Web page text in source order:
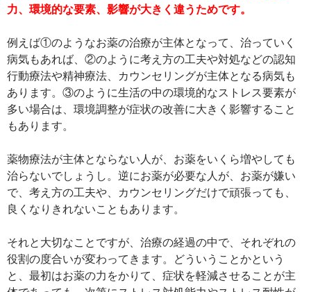
力、環境的な要素、影響が大きく違うためです。
例えば①のようなお薬の治療が主体となって、治っていく
病気もあれば、②のように考え方の工夫や対処などの認知
行動療法や精神療法、カウンセリングが主体となる病気も
あります。③のように生活の中の環境的なストレス要素が
多い場合は、環境調整が症状の改善に大きく影響すること
もあります。
薬物療法が主体とならない人が、お薬をいくら増やしても
治らないでしょうし。逆にお薬が必要な人が、お薬が嫌い
で、考え方の工夫や、カウンセリングだけで頑張っても、
良くなりきれないこともあります。
それと大切なことですが、治療の経過の中で、それぞれの
役割の度合いが変わってきます。どういうことかという
と、最初はお薬の力をかりて、症状を軽減させることが主